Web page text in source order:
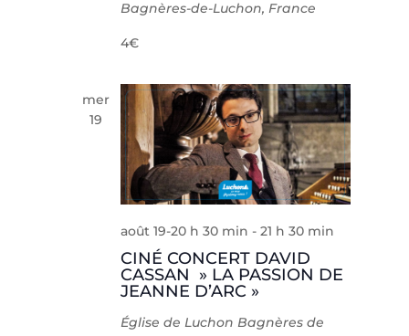
Bagnères-de-Luchon, France
4€
mer
19
CINÉ CONCERT DAVID
CASSAN » LA PASSION DE
JEANNE D’ARC »
août 19-20 h 30 min -21 h 30 min
Église de LuchonBagnères de